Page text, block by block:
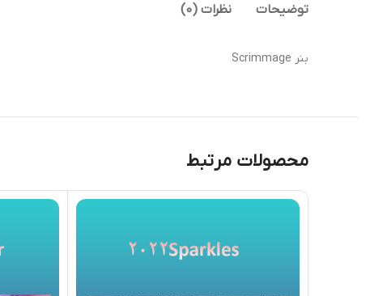
توضیحات نظرات (0)
بنر Scrimmage
محصولات مرتبط